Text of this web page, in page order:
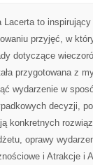
Lacerta to
przyjęć, w
dotyczące
przygotowana z
wydarzenie w
decyzji,
konkretnych
oprawy
i Atrakcje i